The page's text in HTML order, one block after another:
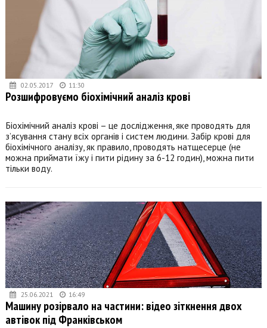
02.05.2017 11:30
Розшифровуємо біохімічний аналіз крові
Біохімічний аналіз крові – це дослідження, яке проводять для
з’ясування стану всіх органів і систем людини. Забір крові для
біохімічного аналізу, як правило, проводять натщесерце (не
можна приймати їжу і пити рідину за 6-12 годин), можна пити
тільки воду.
25.06.2021 16:49
Машину розірвало на частини: відео зіткнення двох
автівок під Франківськом